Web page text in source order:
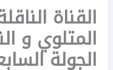
القناة
المتلوي و
الجولة